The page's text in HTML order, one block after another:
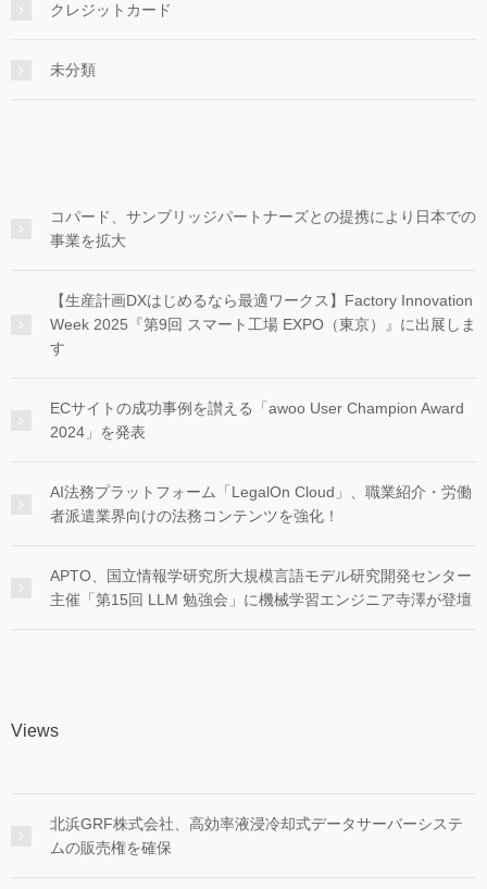
クレジットカード
未分類
コパード、サンブリッジパートナーズとの提携により日本での
事業を拡大
【生産計画DXはじめるなら最適ワークス】Factory Innovation
Week 2025『第9回 スマート工場 EXPO（東京）』に出展しま
す
ECサイトの成功事例を讃える「awoo User Champion Award
2024」を発表
AI法務プラットフォーム「LegalOn Cloud」、職業紹介・労働
者派遣業界向けの法務コンテンツを強化！
APTO、国立情報学研究所大規模言語モデル研究開発センター
主催「第15回 LLM 勉強会」に機械学習エンジニア寺澤が登壇
Views
北浜GRF株式会社、高効率液浸冷却式データサーバーシステ
ムの販売権を確保